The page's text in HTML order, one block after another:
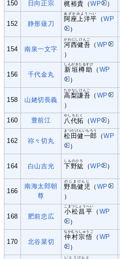
150 日向正宗 梶裕貴 （WP ）
152 静形薙刀
阿座上洋平
あざかみようへい
（WP
）
154 南泉一文字
河西健吾
かわにしけんご
（ WP
）
156 千代金丸
新垣樽助
しんがきたるすけ
（ WP
）
158 山姥切長義
高梨謙吾
たかなしけんご
（ WP
）
160 豊前江 八代拓
やしろたく
（WP ）
162 祢々切丸
松田健一郎
まつだけんいちろう
（WP
）
164 白山吉光 下野紘
しものひろ
（WP ）
166
南海太郎朝
尊
野島健児
のじまけんじ
（ WP
）
168 肥前忠広
小松昌平
こまつしょうへい
（ WP
）
170 北谷菜切
仲村宗悟
なかむらしゅうご
（ WP
）
いとうけんと